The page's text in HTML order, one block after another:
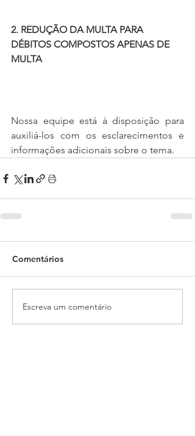
2. REDUÇÃO DA MULTA PARA
DÉBITOS COMPOSTOS APENAS DE
MULTA
auxiliá-los com os esclarecimentos e
informações adicionais sobre o tema.
Comentários
Escreva um comentário